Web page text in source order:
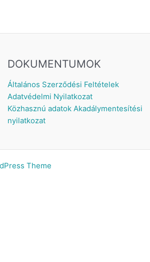
DOKUMENTUMOK
Általános Szerződési Feltételek
Adatvédelmi Nyilatkozat
Közhasznú adatok Akadálymentesítési
nyilatkozat
Theme